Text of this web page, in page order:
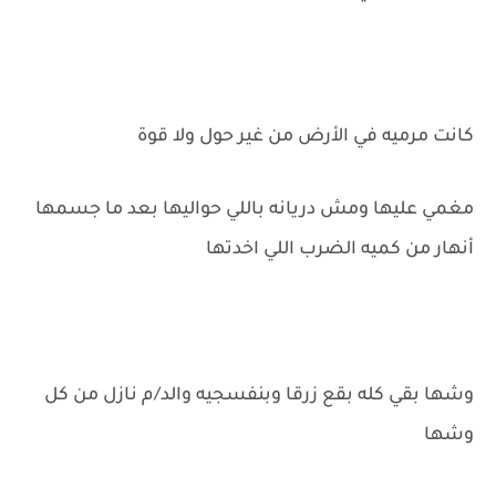
كانت مرميه في الأرض من غير حول ولا قوة
مغمي عليها ومش دريانه باللي حواليها بعد ما جسمها
أنهار من كميه الضرب اللي اخدتها
وشها بقي كله بقع زرقا وبنفسجيه والد/م نازل من كل
وشها